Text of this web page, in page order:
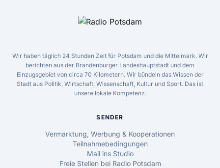
Wir haben täglich 24 Stunden Zeit für Potsdam und die Mittelmark. Wir
berichten aus der Brandenburger Landeshauptstadt und dem
Einzugsgebiet von circa 70 Kilometern. Wir bündeln das Wissen der
Stadt aus Politik, Wirtschaft, Wissenschaft, Kultur und Sport. Das ist
unsere lokale Kompetenz.
SENDER
Vermarktung, Werbung & Kooperationen
Teilnahmebedingungen
Mail ins Studio
Freie Stellen bei Radio Potsdam